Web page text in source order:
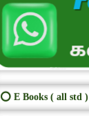
⭕ E Books ( all std )